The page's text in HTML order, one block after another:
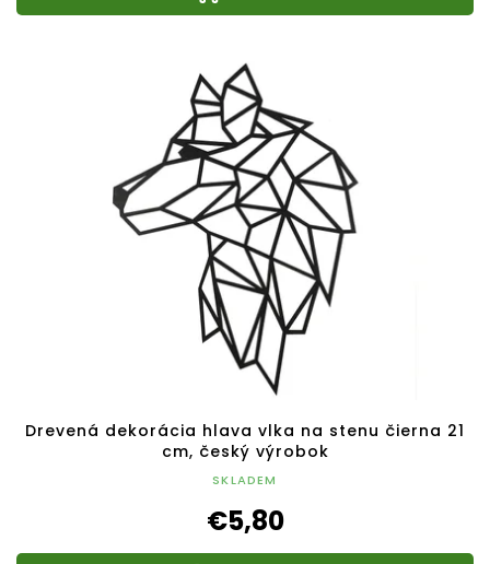
Drevená dekorácia hlava vlka na stenu čierna 21
cm, český výrobok
SKLADEM
€5,80